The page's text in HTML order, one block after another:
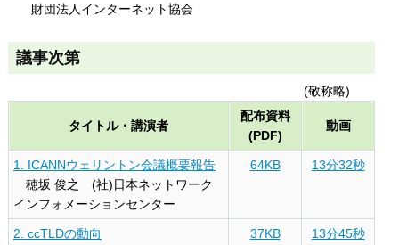
財団法人インターネット協会
議事次第
(敬称略)
タイトル・講演者
配布資料
(PDF)
動画
1. ICANNウェリントン会議概要報告
穂坂 俊之 (社)日本ネットワーク
インフォメーションセンター
64KB 13分32秒
2. ccTLDの動向
37KB 13分45秒